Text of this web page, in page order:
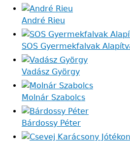
André Rieu
SOS Gyermekfalvak
Vadász György
Molnár Szabolcs
Bárdossy Péter